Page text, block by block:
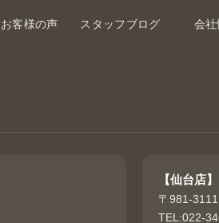
お客様の声 スタッフブログ 会社
【仙台店】
〒981-
TEL:022-